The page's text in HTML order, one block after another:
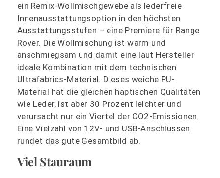
ein Remix-Wollmischgewebe als lederfreie
Innenausstattungsoption in den höchsten
Ausstattungsstufen – eine Premiere für Range
Rover. Die Wollmischung ist warm und
anschmiegsam und damit eine laut Hersteller
ideale Kombination mit dem technischen
Ultrafabrics-Material. Dieses weiche PU-
Material hat die gleichen haptischen Qualitäten
wie Leder, ist aber 30 Prozent leichter und
verursacht nur ein Viertel der CO2-Emissionen.
Eine Vielzahl von 12V- und USB-Anschlüssen
rundet das gute Gesamtbild ab.
Viel Stauraum